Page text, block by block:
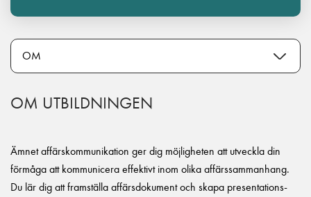
OM UTBILDNINGEN
Ämnet affärskommunikation ger dig möjligheten att utveckla din
förmåga att kommunicera effektivt inom olika affärssammanhang.
Du lär dig att framställa affärsdokument och skapa presentations-